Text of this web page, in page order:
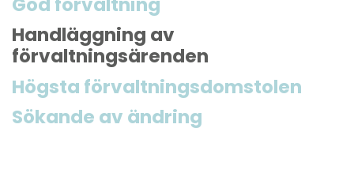
Handläggning av
förvaltningsärenden
Högsta förvaltningsdomstolen
Sökande av ändring